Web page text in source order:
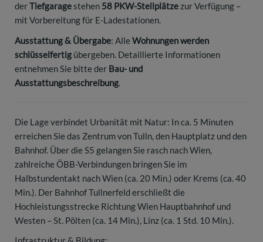
derTiefgaragestehen 58 PKW-Stellplätzezur Verfügung –
mit Vorbereitung für E-Ladestationen.
Ausstattung & Übergabe: Alle Wohnungen werden
schlüsselfertig übergeben. Detaillierte Informationen
entnehmen Sie bitte der Bau- und
Ausstattungsbeschreibung.
Die Lage verbindet Urbanität mit Natur: In ca. 5 Minuten
erreichen Sie das Zentrum von Tulln, den Hauptplatz und den
Bahnhof. Über die S5 gelangen Sie rasch nach Wien,
zahlreiche ÖBB-Verbindungen bringen Sie im
Halbstundentakt nach Wien (ca. 20 Min.) oder Krems (ca. 40
Min.). Der Bahnhof Tullnerfeld erschließt die
Hochleistungsstrecke Richtung Wien Hauptbahnhof und
Westen – St. Pölten (ca. 14 Min.), Linz (ca. 1 Std. 10 Min.).